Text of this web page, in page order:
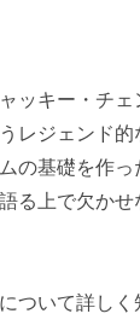
ッキー・チ
レジェンド的
の基礎を作っ
る上で欠かせ
ついて詳しく